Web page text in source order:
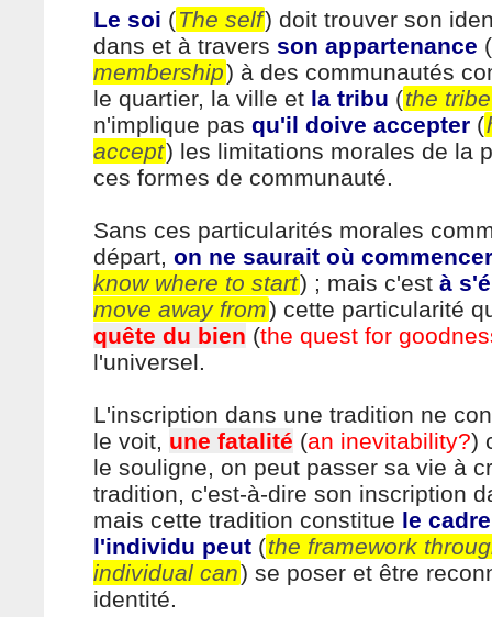
Le soi (The self) doit trouver son
dans et à travers son appartenance (
membership) à des communautés
le quartier, la ville et la tribu (the tribe
n'implique pas qu'il doive accepter (
accept) les limitations morales de la
ces formes de communauté.
Sans ces particularités morales
départ, on ne saurait où commencer
know where to start) ; mais c'est à
move away from) cette particularité
quête du bien (the quest for
l'universel.
L'inscription dans une tradition ne
le voit, une fatalité (an inevitability?)
le souligne, on peut passer sa vie à
tradition, c'est-à-dire son inscription
mais cette tradition constitue le
l'individu peut (the framework
individual can) se poser et être
identité.